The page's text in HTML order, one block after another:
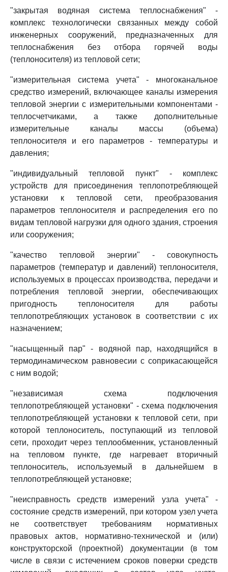
"закрытая водяная система теплоснабжения" -
комплекс технологически связанных между собой
инженерных сооружений, предназначенных для
теплоснабжения без отбора горячей воды
(теплоносителя) из тепловой сети;
"измерительная система учета" - многоканальное
средство измерений, включающее каналы измерения
тепловой энергии с измерительными компонентами -
теплосчетчиками, а также дополнительные
измерительные каналы массы (объема)
теплоносителя и его параметров - температуры и
давления;
"индивидуальный тепловой пункт" - комплекс
устройств для присоединения теплопотребляющей
установки к тепловой сети, преобразования
параметров теплоносителя и распределения его по
видам тепловой нагрузки для одного здания, строения
или сооружения;
"качество тепловой энергии" - совокупность
параметров (температур и давлений) теплоносителя,
используемых в процессах производства, передачи и
потребления тепловой энергии, обеспечивающих
пригодность теплоносителя для работы
теплопотребляющих установок в соответствии с их
назначением;
"насыщенный пар" - водяной пар, находящийся в
термодинамическом равновесии с соприкасающейся
с ним водой;
"независимая схема подключения
теплопотребляющей установки" - схема подключения
теплопотребляющей установки к тепловой сети, при
которой теплоноситель, поступающий из тепловой
сети, проходит через теплообменник, установленный
на тепловом пункте, где нагревает вторичный
теплоноситель, используемый в дальнейшем в
теплопотребляющей установке;
"неисправность средств измерений узла учета" -
состояние средств измерений, при котором узел учета
не соответствует требованиям нормативных
правовых актов, нормативно-технической и (или)
конструкторской (проектной) документации (в том
числе в связи с истечением сроков поверки средств